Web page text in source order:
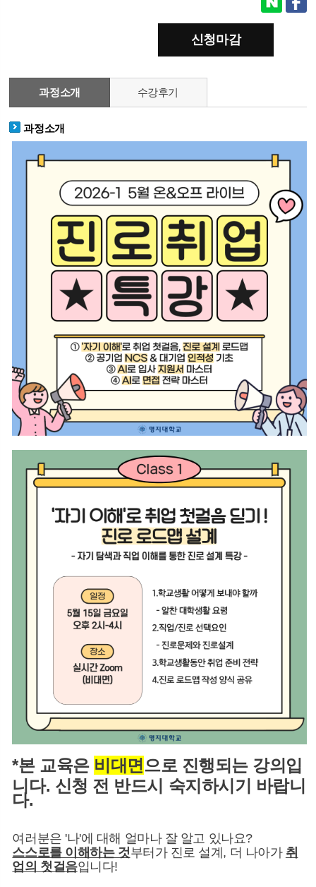
신청마감
과정소개 수강후기
과정소개
*본 교육은 비대면으로 진행되는 강의입
니다. 신청 전 반드시 숙지하시기 바랍니
다.
여러분은 '나'에 대해 얼마나 잘 알고 있나요?
스스로를 이해하는 것부터가 진로 설계, 더 나아가 취
업의 첫걸음입니다!